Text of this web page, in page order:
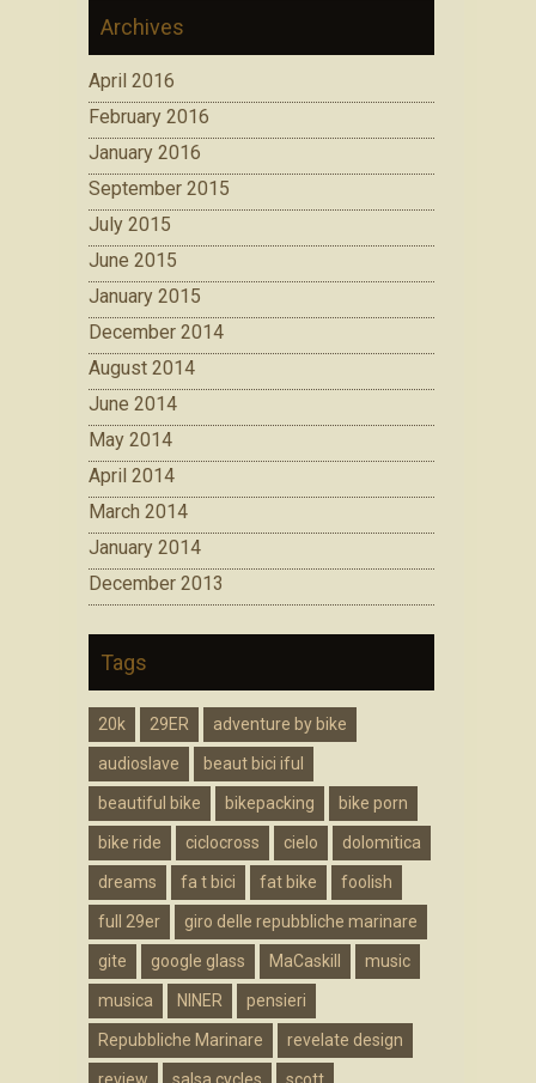
Archives
April 2016
February 2016
January 2016
September 2015
July 2015
June 2015
January 2015
December 2014
August 2014
June 2014
May 2014
April 2014
March 2014
January 2014
December 2013
Tags
20k 29ER adventure by bike
audioslave beaut bici iful
beautiful bike bikepacking bike porn
bike ride ciclocross cielo dolomitica
dreams fa t bici fat bike foolish
full 29er giro delle repubbliche marinare
gite google glass MaCaskill music
musica NINER pensieri
Repubbliche Marinare revelate design